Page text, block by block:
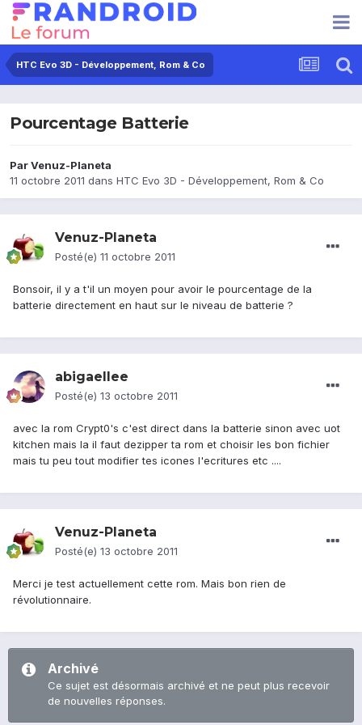
HTC Evo 3D - Développement, Rom & Co
Pourcentage Batterie
ParVenuz-Planeta
11 octobre 2011 dans HTC Evo 3D - Développement, Rom & Co
Venuz-Planeta
Posté(e) 11 octobre 2011
Bonsoir, il y a t'il un moyen pour avoir le pourcentage de la
batterie directement en haut sur le niveau de batterie ?
abigaellee
Posté(e) 13 octobre 2011
avec la rom Crypt0's c'est direct dans la batterie sinon avec uot
kitchen mais la il faut dezipper ta rom et choisir les bon fichier
mais tu peu tout modifier tes icones l'ecritures etc ....
Venuz-Planeta
Posté(e) 13 octobre 2011
Merci je test actuellement cette rom. Mais bon rien de
révolutionnaire.
Archivé
Ce sujet est désormais archivé et ne peut plus recevoir
de nouvelles réponses.